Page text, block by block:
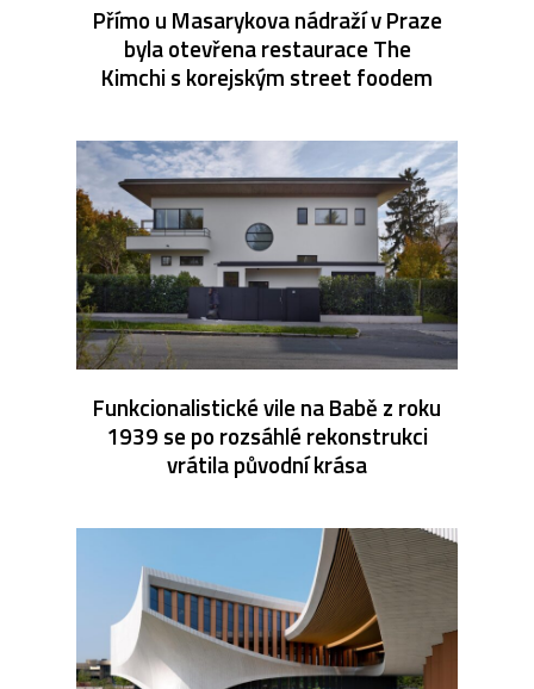
Přímo u Masarykova nádraží v Praze
byla otevřena restaurace The
Kimchi s korejským street foodem
Funkcionalistické vile na Babě z roku
1939 se po rozsáhlé rekonstrukci
vrátila původní krása